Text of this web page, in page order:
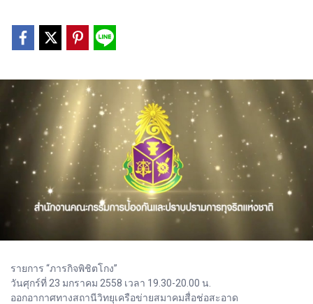
รายการ “ภารกิจพิชิตโกง”
วันศุกร์ที่ 23 มกราคม 2558 เวลา 19.30-20.00 น.
ออกอากาศทางสถานีวิทยุเครือข่ายสมาคมสื่อช่อสะอาด